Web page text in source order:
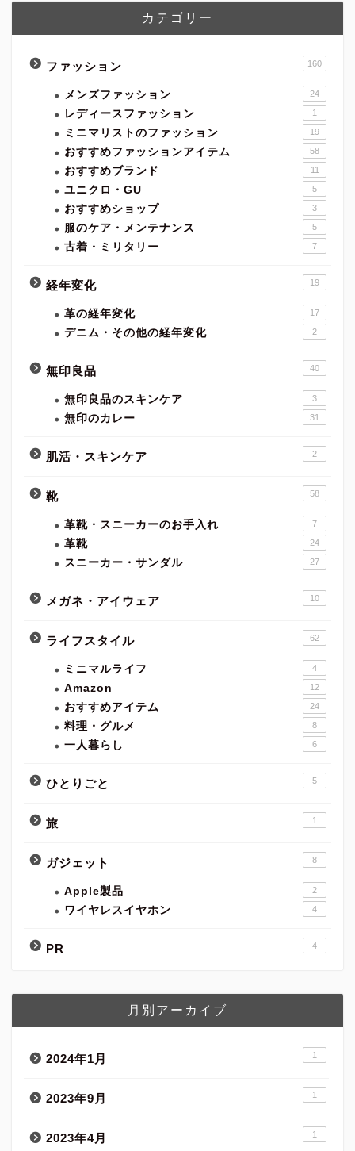
カテゴリー
ファッション 160
メンズファッション 24
レディースファッション 1
ミニマリストのファッション 19
おすすめファッションアイテム 58
おすすめブランド 11
ユニクロ・GU 5
おすすめショップ 3
服のケア・メンテナンス 5
古着・ミリタリー 7
経年変化 19
革の経年変化 17
デニム・その他の経年変化 2
無印良品 40
無印良品のスキンケア 3
無印のカレー 31
肌活・スキンケア 2
靴 58
革靴・スニーカーのお手入れ 7
革靴 24
スニーカー・サンダル 27
メガネ・アイウェア 10
ライフスタイル 62
ミニマルライフ 4
Amazon 12
おすすめアイテム 24
料理・グルメ 8
一人暮らし 6
ひとりごと 5
旅 1
ガジェット 8
Apple製品 2
ワイヤレスイヤホン 4
PR 4
月別アーカイブ
2024年1月 1
2023年9月 1
2023年4月 1